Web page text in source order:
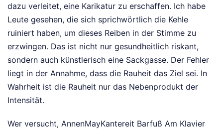
dazu verleitet, eine Karikatur zu erschaffen. Ich habe
Leute gesehen, die sich sprichwörtlich die Kehle
ruiniert haben, um dieses Reiben in der Stimme zu
erzwingen. Das ist nicht nur gesundheitlich riskant,
sondern auch künstlerisch eine Sackgasse. Der Fehler
liegt in der Annahme, dass die Rauheit das Ziel sei. In
Wahrheit ist die Rauheit nur das Nebenprodukt der
Intensität.
Wer versucht, AnnenMayKantereit Barfuß Am Klavier